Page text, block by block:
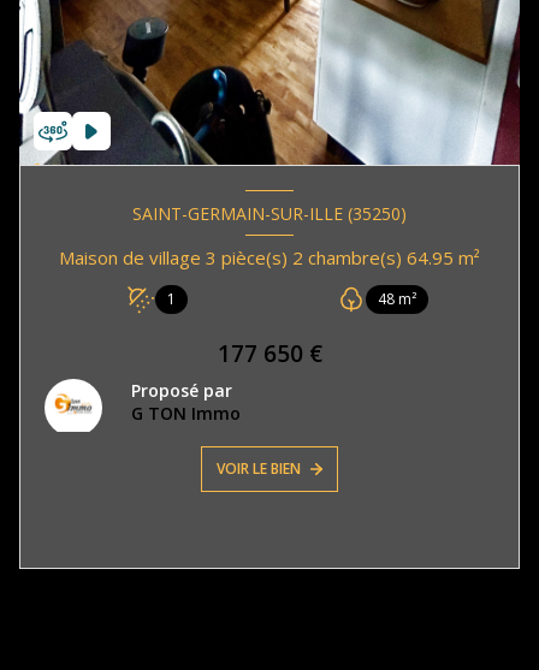
SAINT-GERMAIN-SUR-ILLE (35250)
Maison de village 3 pièce(s) 2 chambre(s) 64.95 m²
1 48 m²
177 650 €
Proposé par
G TON Immo
VOIR LE BIEN